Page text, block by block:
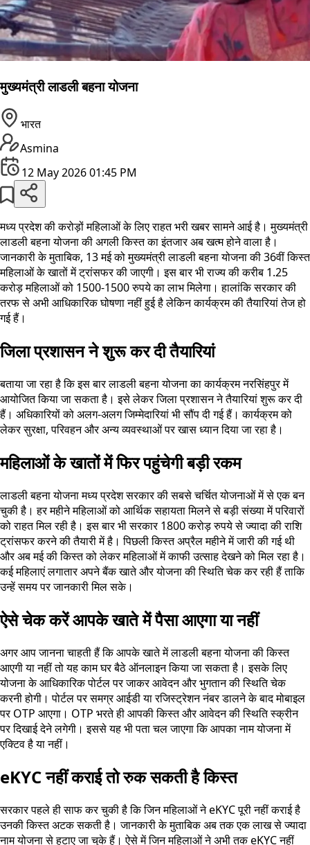
मुख्यमंत्री लाडली बहना योजना
भारत
Asmina
12 May 2026 01:45 PM
मध्य प्रदेश की करोड़ों महिलाओं के लिए राहत भरी खबर सामने आई है। मुख्यमंत्री
लाडली बहना योजना की अगली किस्त का इंतजार अब खत्म होने वाला है।
जानकारी के मुताबिक, 13 मई को मुख्यमंत्री लाडली बहना योजना की 36वीं किस्त
महिलाओं के खातों में ट्रांसफर की जाएगी। इस बार भी राज्य की करीब 1.25
करोड़ महिलाओं को 1500-1500 रुपये का लाभ मिलेगा। हालांकि सरकार की
तरफ से अभी आधिकारिक घोषणा नहीं हुई है लेकिन कार्यक्रम की तैयारियां तेज हो
गई हैं।
जिला प्रशासन ने शुरू कर दी तैयारियां
बताया जा रहा है कि इस बार लाडली बहना योजना का कार्यक्रम नरसिंहपुर में
आयोजित किया जा सकता है। इसे लेकर जिला प्रशासन ने तैयारियां शुरू कर दी
हैं। अधिकारियों को अलग-अलग जिम्मेदारियां भी सौंप दी गई हैं। कार्यक्रम को
लेकर सुरक्षा, परिवहन और अन्य व्यवस्थाओं पर खास ध्यान दिया जा रहा है।
महिलाओं के खातों में फिर पहुंचेगी बड़ी रकम
लाडली बहना योजना मध्य प्रदेश सरकार की सबसे चर्चित योजनाओं में से एक बन
चुकी है। हर महीने महिलाओं को आर्थिक सहायता मिलने से बड़ी संख्या में परिवारों
को राहत मिल रही है। इस बार भी सरकार 1800 करोड़ रुपये से ज्यादा की राशि
ट्रांसफर करने की तैयारी में है। पिछली किस्त अप्रैल महीने में जारी की गई थी
और अब मई की किस्त को लेकर महिलाओं में काफी उत्साह देखने को मिल रहा है।
कई महिलाएं लगातार अपने बैंक खाते और योजना की स्थिति चेक कर रही हैं ताकि
उन्हें समय पर जानकारी मिल सके।
ऐसे चेक करें आपके खाते में पैसा आएगा या नहीं
अगर आप जानना चाहती हैं कि आपके खाते में लाडली बहना योजना की किस्त
आएगी या नहीं तो यह काम घर बैठे ऑनलाइन किया जा सकता है। इसके लिए
योजना के आधिकारिक पोर्टल पर जाकर आवेदन और भुगतान की स्थिति चेक
करनी होगी। पोर्टल पर समग्र आईडी या रजिस्ट्रेशन नंबर डालने के बाद मोबाइल
पर OTP आएगा। OTP भरते ही आपकी किस्त और आवेदन की स्थिति स्क्रीन
पर दिखाई देने लगेगी। इससे यह भी पता चल जाएगा कि आपका नाम योजना में
एक्टिव है या नहीं।
eKYC नहीं कराई तो रुक सकती है किस्त
सरकार पहले ही साफ कर चुकी है कि जिन महिलाओं ने eKYC पूरी नहीं कराई है
उनकी किस्त अटक सकती है। जानकारी के मुताबिक अब तक एक लाख से ज्यादा
नाम योजना से हटाए जा चुके हैं। ऐसे में जिन महिलाओं ने अभी तक eKYC नहीं